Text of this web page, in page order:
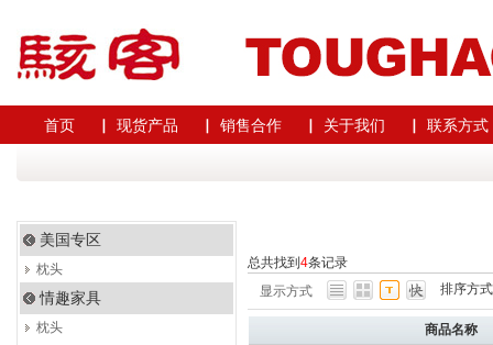
首页 ▏ 现货产品 ▏ 销售合作 ▏ 关于我们 ▏ 联系方式
美国专区
枕头
情趣家具
枕头
总共找到 4条记录
显示方式
排序方
商品名称